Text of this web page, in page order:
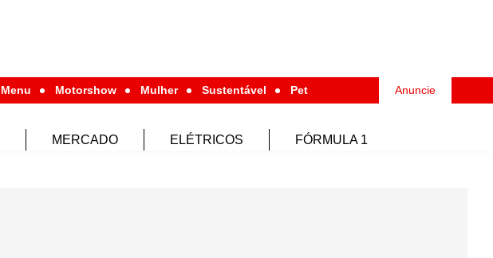
Menu Motorshow Mulher Sustentável Pet Anuncie
MERCADO ELÉTRICOS FÓRMULA 1